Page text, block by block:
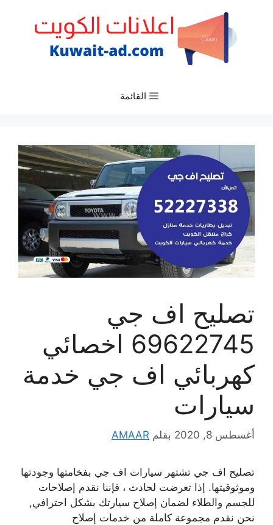
القائمة
تصليح اف جي
69622745 اخصائي
كهربائي اف جي خدمة
سيارات
أغسطس 8, 2020 بقلم AMAAR
تصليح اف جي تشتهر سيارات اف جي بفخامتها وجودتها
وموثوقيتها. إذا تعرضت لحادث ، فإننا نقدم إصلاحات
للجسم والطلاء لضمان إصلاح سيارتك بشكل احترافي,
نحن نقدم مجموعة كاملة من خدمات إصلاح